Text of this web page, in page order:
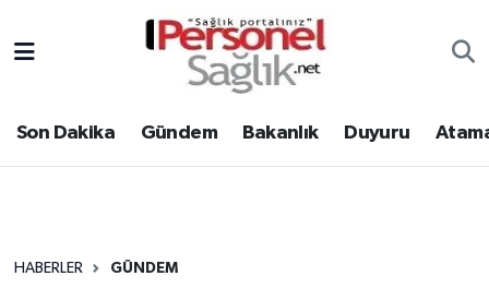
Son Dakika Gündem Bakanlık Duyuru
HABERLER GÜNDEM
Gündem
Nöbetçi Eczaneler
Hava Durumu